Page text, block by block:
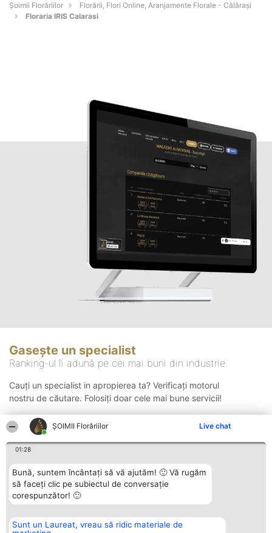
ȘOIMII Florăriilor Live chat
01:28
Bună, suntem încântați să vă ajutăm! 🙂 Vă rugăm
să faceți clic pe subiectul de conversație
corespunzător! 🙂
Sunt un Laureat, vreau să ridic materiale de
Șoimii Florăriilor
Florării, Flori Online, Aranjamente Florale - Călăraşi
Floraria IRIS Calarasi
Gasește un specialist
Ranking-ul îi adună pe cei mai buni din industrie
Cauți un specialist in apropierea ta? Verificați motorul
nostru de căutare. Folosiți doar cele mai bune servicii!
Organizator Ranking Plebiscyt Contact